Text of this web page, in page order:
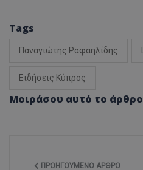
Tags
Παναγιώτης Ραφαηλίδης
Ειδήσεις Κύπρος
Μοιράσου αυτό το άρθρο
ΠΡΟΗΓΟΎΜΕΝΟ ΆΡΘΡΟ